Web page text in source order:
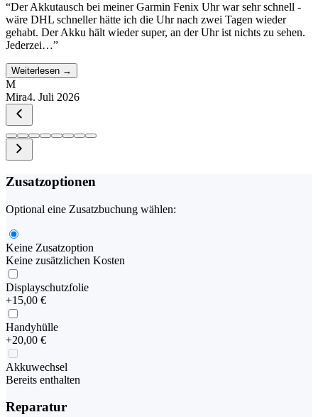
“Der Akkutausch bei meiner Garmin Fenix Uhr war sehr schnell -
wäre DHL schneller hätte ich die Uhr nach zwei Tagen wieder
gehabt. Der Akku hält wieder super, an der Uhr ist nichts zu sehen.
Jederzei…”
Weiterlesen →
M
Mira4. Juli 2026
Zusatzoptionen
Optional eine Zusatzbuchung wählen:
Keine Zusatzoption
Keine zusätzlichen Kosten
Displayschutzfolie
+15,00 €
Handyhülle
+20,00 €
Akkuwechsel
Bereits enthalten
Reparatur